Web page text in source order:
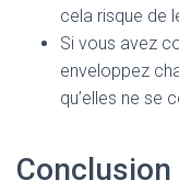
cela risque de
Si vous avez
enveloppez
qu’elles ne se
Conclusion